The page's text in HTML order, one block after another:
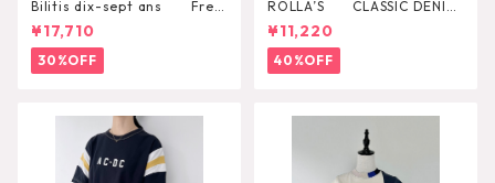
Bilitis dix-sept ans Fres
h Pearl Pendant
¥17,710
30%OFF
ROLLA’S CLASSIC DENIM
SHIRT RINSE
¥11,220
40%OFF